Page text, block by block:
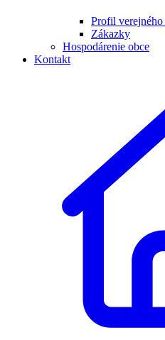
Profil verejného
Zákazky
Hospodárenie obce
Kontakt